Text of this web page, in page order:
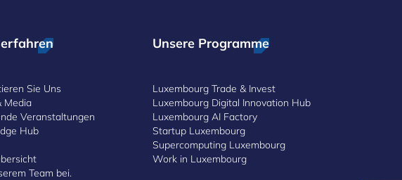
Sie Uns
Media
Veranstaltungen
Hub
Team bei.
Unsere Programme
Luxembourg Trade & Invest
Luxembourg Digital Innovation Hub
Luxembourg AI Factory
Startup Luxembourg
Supercomputing Luxembourg
Work in Luxembourg